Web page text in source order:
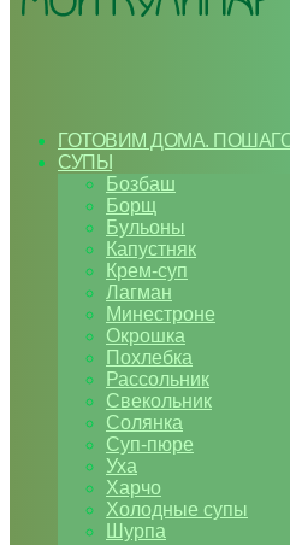
ГОТОВИМ ДОМА.
СУПЫ
Бозбаш
Борщ
Бульоны
Капустняк
Крем-суп
Лагман
Минестроне
Окрошка
Похлебка
Рассольник
Свекольник
Солянка
Суп-пюре
Уха
Харчо
Холодные супы
Шурпа